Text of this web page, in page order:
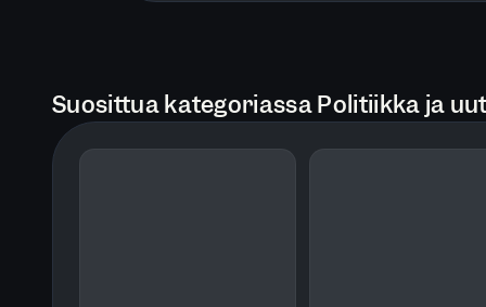
Suosittua kategoriassa Politiikka ja